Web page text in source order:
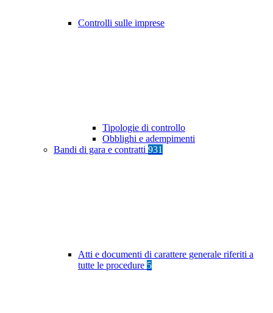
Controlli sulle imprese
Tipologie di controllo
Obblighi e adempimenti
Bandi di gara e contratti 931
Atti e documenti di carattere generale riferiti a
tutte le procedure 5